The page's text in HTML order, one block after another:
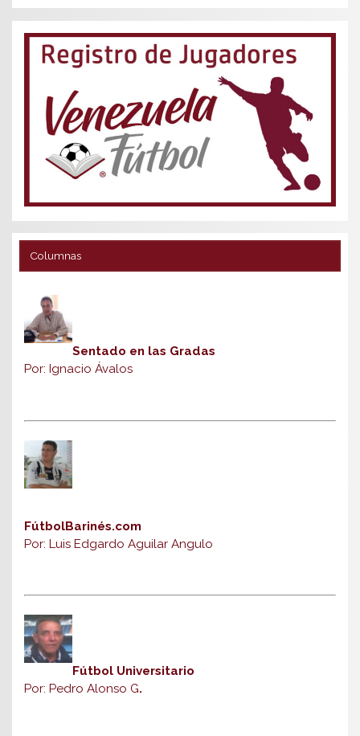
Columnas
Sentado en las Gradas
Por: Ignacio Ávalos
FútbolBarinés.com
Por: Luis Edgardo Aguilar Angulo
Fútbol Universitario
Por: Pedro Alonso G.